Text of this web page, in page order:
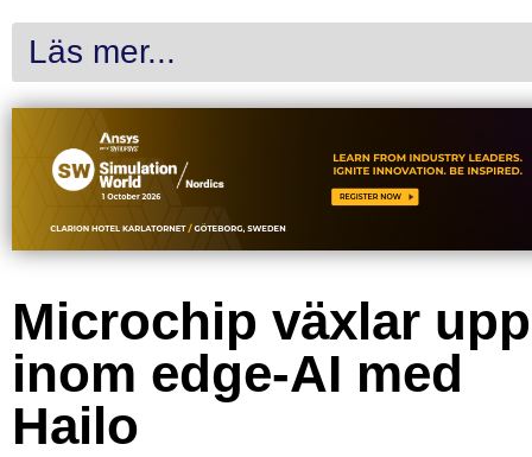
Läs mer...
Microchip växlar upp
inom edge-AI med
Hailo